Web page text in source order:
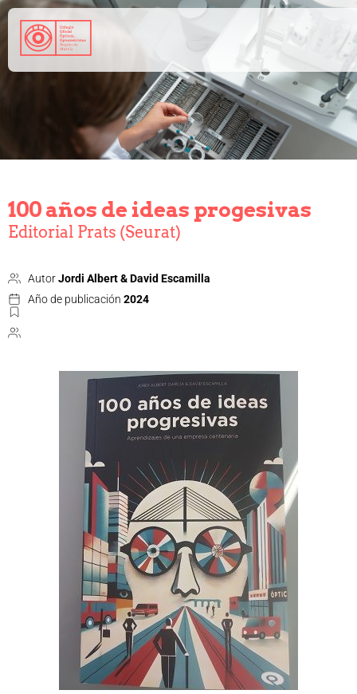
Salud visual
Preguntas frecuentes
Consejos de tu óptico-optometrista
Empleo
Tablón de anuncios
Legislación
Archivo de formación
Eventos COORM
MURCIA OPTOM MEETING 2025
EL COORM EN EL OPTOM 2024
V Congreso de Salud Visual y Pediatría 2022
Transparencia
Actualidad
100 años de ideas progesivas
Editorial Prats (Seurat)
AutorJordi Albert & David Escamilla
Año de publicación 2024